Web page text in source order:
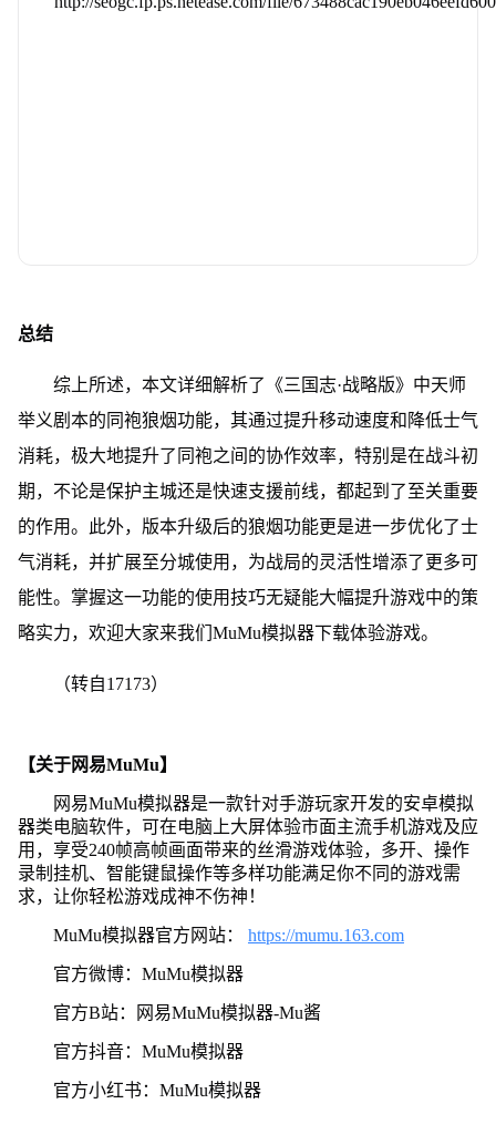
总结
综上所述，本文详细解析了《三国志·战略版》中天师
举义剧本的同袍狼烟功能，其通过提升移动速度和降低士气
消耗，极大地提升了同袍之间的协作效率，特别是在战斗初
期，不论是保护主城还是快速支援前线，都起到了至关重要
的作用。此外，版本升级后的狼烟功能更是进一步优化了士
气消耗，并扩展至分城使用，为战局的灵活性增添了更多可
能性。掌握这一功能的使用技巧无疑能大幅提升游戏中的策
略实力，欢迎大家来我们MuMu模拟器下载体验游戏。
（转自17173）
【关于网易MuMu】
网易MuMu模拟器是一款针对手游玩家开发的安卓模拟
器类电脑软件，可在电脑上大屏体验市面主流手机游戏及应
用，享受240帧高帧画面带来的丝滑游戏体验，多开、操作
录制挂机、智能键鼠操作等多样功能满足你不同的游戏需
求，让你轻松游戏成神不伤神！
MuMu模拟器官方网站： https://mumu.163.com
官方微博：MuMu模拟器
官方B站：网易MuMu模拟器-Mu酱
官方抖音：MuMu模拟器
官方小红书：MuMu模拟器